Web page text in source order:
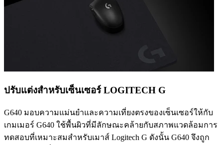
ปรับแต่งสำหรับเซ็นเซอร์ LOGITECH G
G640 มอบความแม่นยำและความเที่ยงตรงของเซ็นเซอร์ให้กับ
เกมเมอร์ G640 ใช้พื้นผิวที่มีลักษณะคล้ายกับสภาพแวดล้อมการ
ทดสอบที่เหมาะสมสำหรับเมาส์ Logitech G ดังนั้น G640 จึงถูก